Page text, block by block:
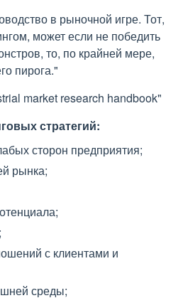
в рыночной игре. Тот,
может если не победить
то, по крайней мере,
пирога."
market research handbook"
стратегий:
сторон предприятия;
рынка;
с клиентами и
среды;